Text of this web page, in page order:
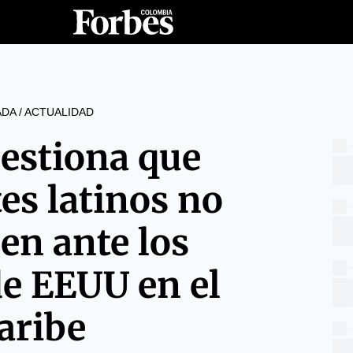
/ACTUALIDAD
que
latinos no
ante los
EEUU en el